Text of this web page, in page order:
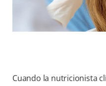
Cuando la nutricionista